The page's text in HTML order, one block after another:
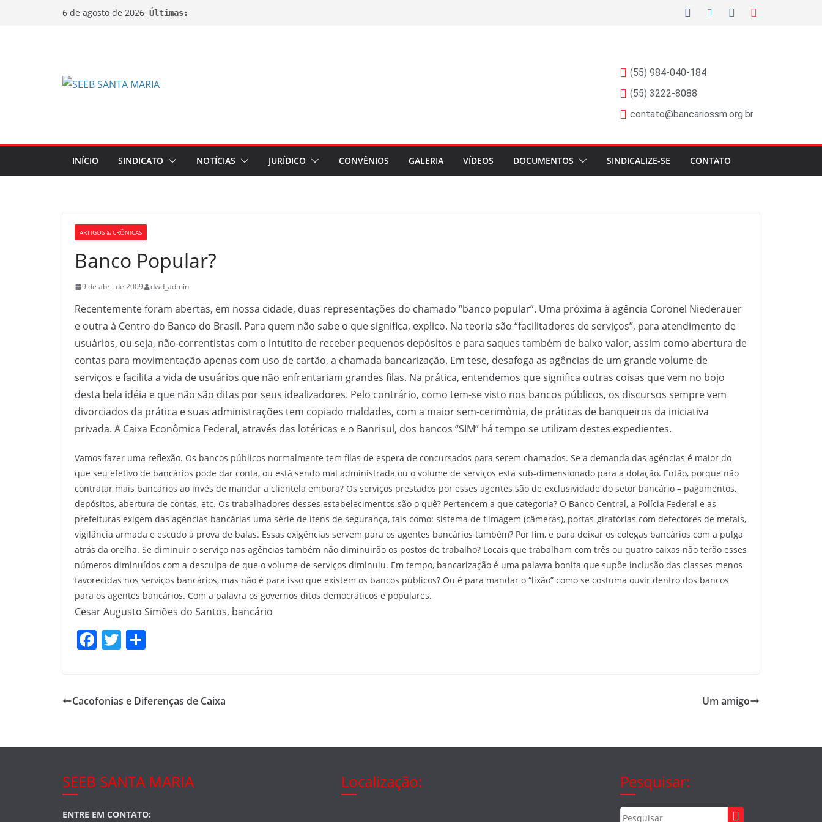
6 de agosto de 2026 Últimas:
(55) 984-040-184
(55) 3222-8088
contato@bancariossm.org.br
INÍCIO SINDICATO NOTÍCIAS JURÍDICO CONVÊNIOS GALERIA VÍDEOS DOCUMENTOS SINDICALIZE-SE CONTATO
ARTIGOS & CRÔNICAS
Banco Popular?
9 de abril de 2009 dwd_admin
Recentemente foram abertas, em nossa cidade, duas representações do chamado “banco popular”. Uma próxima à agência Coronel Niederauer
e outra à Centro do Banco do Brasil. Para quem não sabe o que significa, explico. Na teoria são “facilitadores de serviços”, para atendimento de
usuários, ou seja, não-correntistas com o intutito de receber pequenos depósitos e para saques também de baixo valor, assim como abertura de
contas para movimentação apenas com uso de cartão, a chamada bancarização. Em tese, desafoga as agências de um grande volume de
serviços e facilita a vida de usuários que não enfrentariam grandes filas. Na prática, entendemos que significa outras coisas que vem no bojo
desta bela idéia e que não são ditas por seus idealizadores. Pelo contrário, como tem-se visto nos bancos públicos, os discursos sempre vem
divorciados da prática e suas administrações tem copiado maldades, com a maior sem-cerimônia, de práticas de banqueiros da iniciativa
privada. A Caixa Econômica Federal, através das lotéricas e o Banrisul, dos bancos “SIM” há tempo se utilizam destes expedientes.
Vamos fazer uma reflexão. Os bancos públicos normalmente tem filas de espera de concursados para serem chamados. Se a demanda das agências é maior do
que seu efetivo de bancários pode dar conta, ou está sendo mal administrada ou o volume de serviços está sub-dimensionado para a dotação. Então, porque não
contratar mais bancários ao invés de mandar a clientela embora? Os serviços prestados por esses agentes são de exclusividade do setor bancário – pagamentos,
depósitos, abertura de contas, etc. Os trabalhadores desses estabelecimentos são o quê? Pertencem a que categoria? O Banco Central, a Polícia Federal e as
prefeituras exigem das agências bancárias uma série de ítens de segurança, tais como: sistema de filmagem (câmeras), portas-giratórias com detectores de metais,
vigilãncia armada e escudo à prova de balas. Essas exigências servem para os agentes bancários também? Por fim, e para deixar os colegas bancários com a pulga
atrás da orelha. Se diminuir o serviço nas agências também não diminuirão os postos de trabalho? Locais que trabalham com três ou quatro caixas não terão esses
números diminuídos com a desculpa de que o volume de serviços diminuiu. Em tempo, bancarização é uma palavra bonita que supõe inclusão das classes menos
favorecidas nos serviços bancários, mas não é para isso que existem os bancos públicos? Ou é para mandar o “lixão” como se costuma ouvir dentro dos bancos
para os agentes bancários. Com a palavra os governos ditos democráticos e populares.
Cesar Augusto Simões do Santos, bancário
F
e
k
T
er e
Cacofonias e Diferenças de Caixa Um amigo
SEEB SANTA MARIA
ENTRE EM CONTATO:
Localização: Pesquisar: